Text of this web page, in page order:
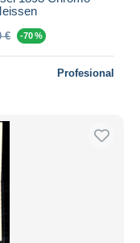
€ -70 %
Profesional